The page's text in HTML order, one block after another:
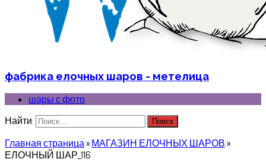
фабрика елочных шаров - метелица
шары с фото
Найти:
Главная страница» МАГАЗИН ЕЛОЧНЫХ ШАРОВ »
ЕЛОЧНЫЙ ШАР_116